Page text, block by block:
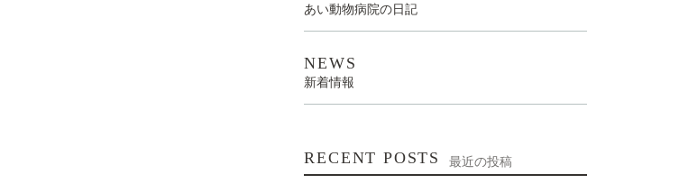
あい動物病院の日記
NEWS
新着情報
RECENT POSTS 最近の投稿